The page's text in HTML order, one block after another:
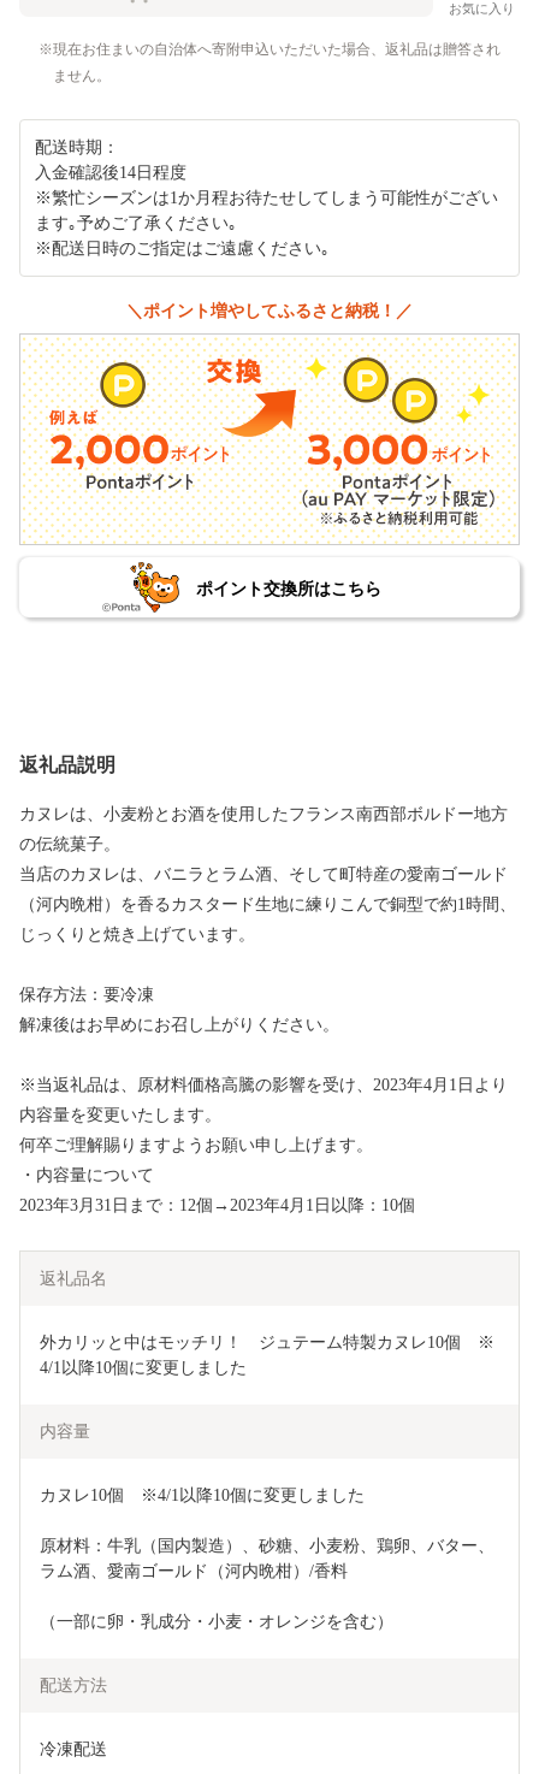
お気に入り
現在お住まいの自治体へ寄附申込いただいた場合、返礼品は贈答され
ません。
配送時期：
入金確認後14日程度
※繁忙シーズンは1か月程お待たせしてしまう可能性がござい
ます｡予めご了承ください｡
※配送日時のご指定はご遠慮ください｡
＼ポイント増やしてふるさと納税！／
ポイント交換所はこちら
返礼品説明
カヌレは、小麦粉とお酒を使用したフランス南西部ボルドー地方
の伝統菓子。
当店のカヌレは、バニラとラム酒、そして町特産の愛南ゴールド
（河内晩柑）を香るカスタード生地に練りこんで銅型で約1時間、
じっくりと焼き上げています。
保存方法：要冷凍
解凍後はお早めにお召し上がりください。
※当返礼品は、原材料価格高騰の影響を受け、2023年4月1日より
内容量を変更いたします。
何卒ご理解賜りますようお願い申し上げます。
・内容量について
2023年3月31日まで：12個→2023年4月1日以降：10個
返礼品名
外カリッと中はモッチリ！　ジュテーム特製カヌレ10個　※
4/1以降10個に変更しました
内容量
カヌレ10個　※4/1以降10個に変更しました
原材料：牛乳（国内製造）、砂糖、小麦粉、鶏卵、バター、
ラム酒、愛南ゴールド（河内晩柑）/香料
（一部に卵・乳成分・小麦・オレンジを含む）
配送方法
冷凍配送